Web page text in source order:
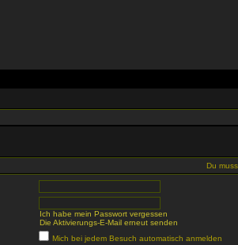
Du
Ich habe mein Passwort vergessen
Die Aktivierungs-E-Mail erneut senden
Mich bei jedem Besuch automatisch anmelden